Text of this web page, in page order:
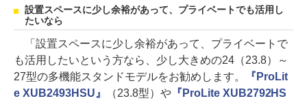
設置スペースに少し余裕があって、プライベートでも活用し
たいなら
「設置スペースに少し余裕があって、プライベートで
も活用したいという方なら、少し大きめの24（23.8）～
27型の多機能スタンドモデルをお勧めします。
『ProLit
e XUB2493HSU』
（23.8型）や『ProLite XUB2792HS